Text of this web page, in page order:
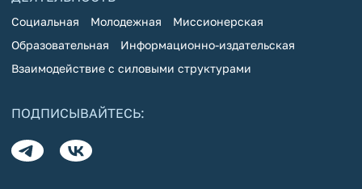
Социальная Молодежная
Миссионерская
Образовательная
Информационно-издательская
Взаимодействие с силовыми структурами
ПОДПИСЫВАЙТЕСЬ: